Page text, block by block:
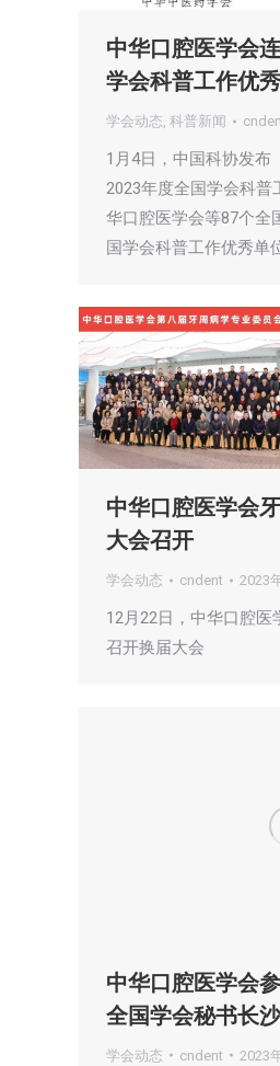
中华口腔医学会
学会科普工作优
学会动态, 科普新闻
1月4日，中国科协发布
2023年度全国学会科普
华口腔医学会等87个全
国学会科普工作优秀单位
中华口腔医学会
大会召开
学会动态 cndent 2023
12月22日，中华口腔医
召开换届大会
中华口腔医学会
全国学会秘书长
学会动态 cndent 2023